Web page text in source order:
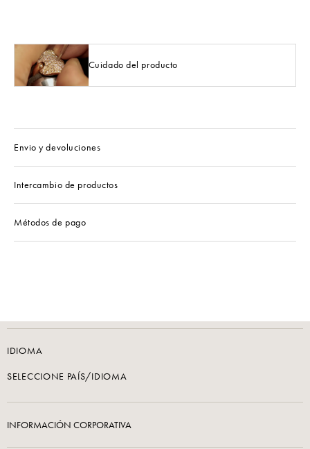
Cuidado del producto
Envio y devoluciones
Intercambio de productos
Métodos de pago
IDIOMA
SELECCIONE PAÍS/IDIOMA
INFORMACIÓN CORPORATIVA